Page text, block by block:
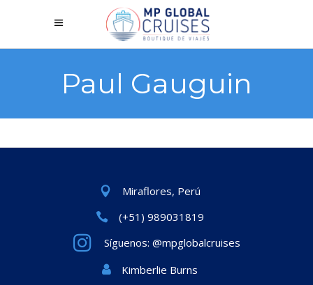
Paul Gauguin
Miraflores, Perú
(+51) 989031819
Síguenos: @mpglobalcruises
Kimberlie Burns